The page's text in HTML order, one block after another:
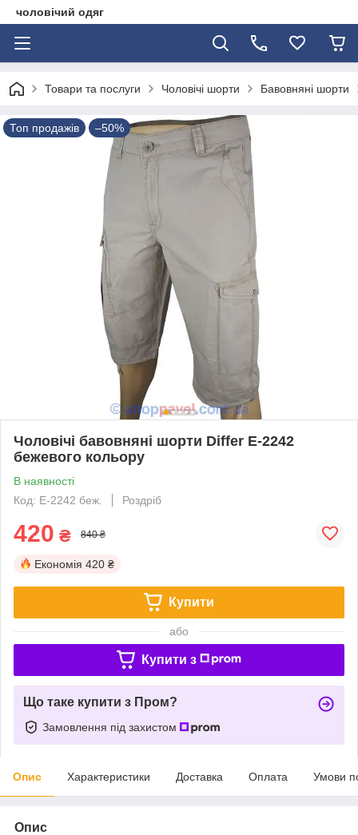
чоловічий одяг
Товари та послуги Чоловічі шорти Бавовняні шорти
Топ продажів –50%
Чоловічі бавовняні шорти Differ E-2242
бежевого кольору
В наявності
Код: E-2242 беж.
Роздріб
420 ₴ 840 ₴
Економія 420 ₴
Купити
або
Купити з
Що таке купити з Пром?
Замовлення під захистом
Опис Характеристики Доставка Оплата Умови
Опис